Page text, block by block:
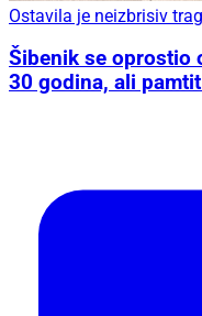
Ostavila je neizbrisiv trag
Šibenik se oprostio
30 godina, ali